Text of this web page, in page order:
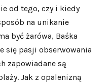
od tego, czy i kiedy
na unikanie
być żarówa, Baśka
się pasji obserwowania
zapowiadane są
Jak z opalenizną